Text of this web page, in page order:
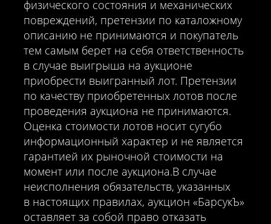
физического состояния и механических
повреждений, претензии по каталожному
описанию не принимаются и покупатель
тем самым берет на себя ответственность
в случае выигрыша на аукционе
приобрести выигранный лот. Претензии
по качеству приобретенных лотов после
проведения аукциона не принимаются.
Оценка стоимости лотов носит сугубо
информационный характер и не является
гарантией их рыночной стоимости на
момент или после аукциона.В случае
неисполнения обязательств, указанных
в настоящих правилах, аукцион «БарсукЪ»
оставляет за собой право отказать